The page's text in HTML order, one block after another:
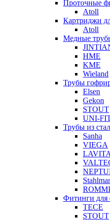
Проточные
Atoll
Картриджи
Atoll
Медные
HME
KME
Wieland
Трубы
Elsen
Gekon
STOUT
UNI-
Трубы из
Sanha
VIEGA
LAVITA
Фитинги для
TECE
STOUT